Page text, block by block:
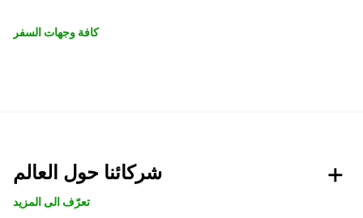
كافة وجهات السفر
شركائنا حول العالم
تعرّف الى المزيد